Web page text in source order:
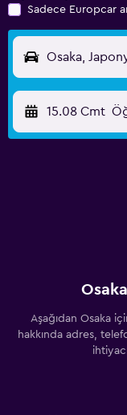
Sadece Europcar
Osaka,
15.08 Cmt
Aşağıdan Osaka
hakkında adres,